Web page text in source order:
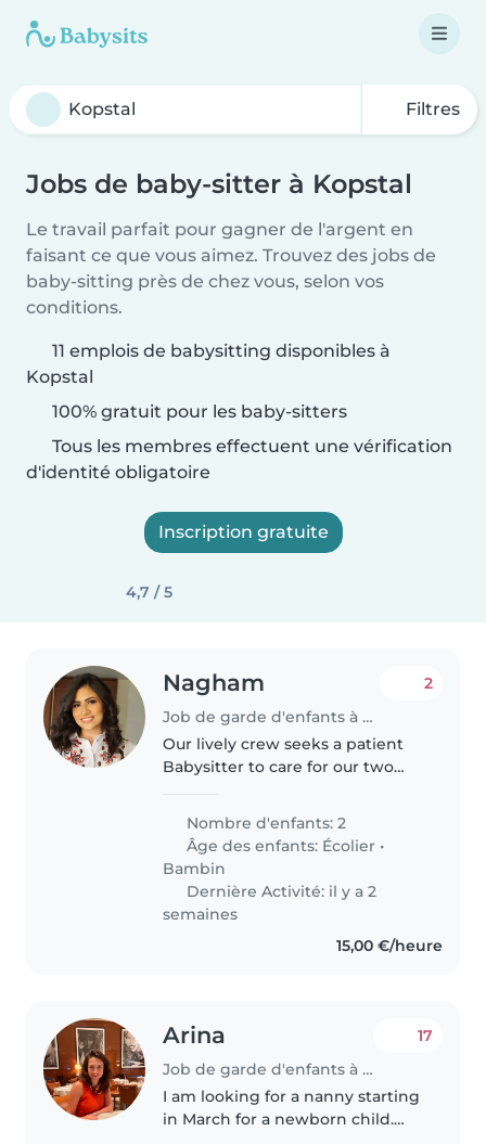
Filtres
Jobs de baby-sitter à Kopstal
Le travail parfait pour gagner de l'argent en
faisant ce que vous aimez. Trouvez des jobs de
baby-sitting près de chez vous, selon vos
conditions.
11 emplois de babysitting disponibles à
Kopstal
100% gratuit pour les baby-sitters
Tous les membres effectuent une vérification
d'identité obligatoire
Inscription gratuite
4,7 / 5
Nagham
Job de garde d'enfants à Kopstal
2
Our lively crew seeks a patient
Babysitter to care for our two
and a curious grade-schooler. We
need someone fluent in English
and German who's great..
Nombre d'enfants: 2
Âge des enfants: Écolier •
Bambin
Dernière Activité: il y a 2
semaines
15,00 €/heure
Arina
Job de garde d'enfants à Kopstal
17
I am looking for a nanny starting
in March for a newborn child.